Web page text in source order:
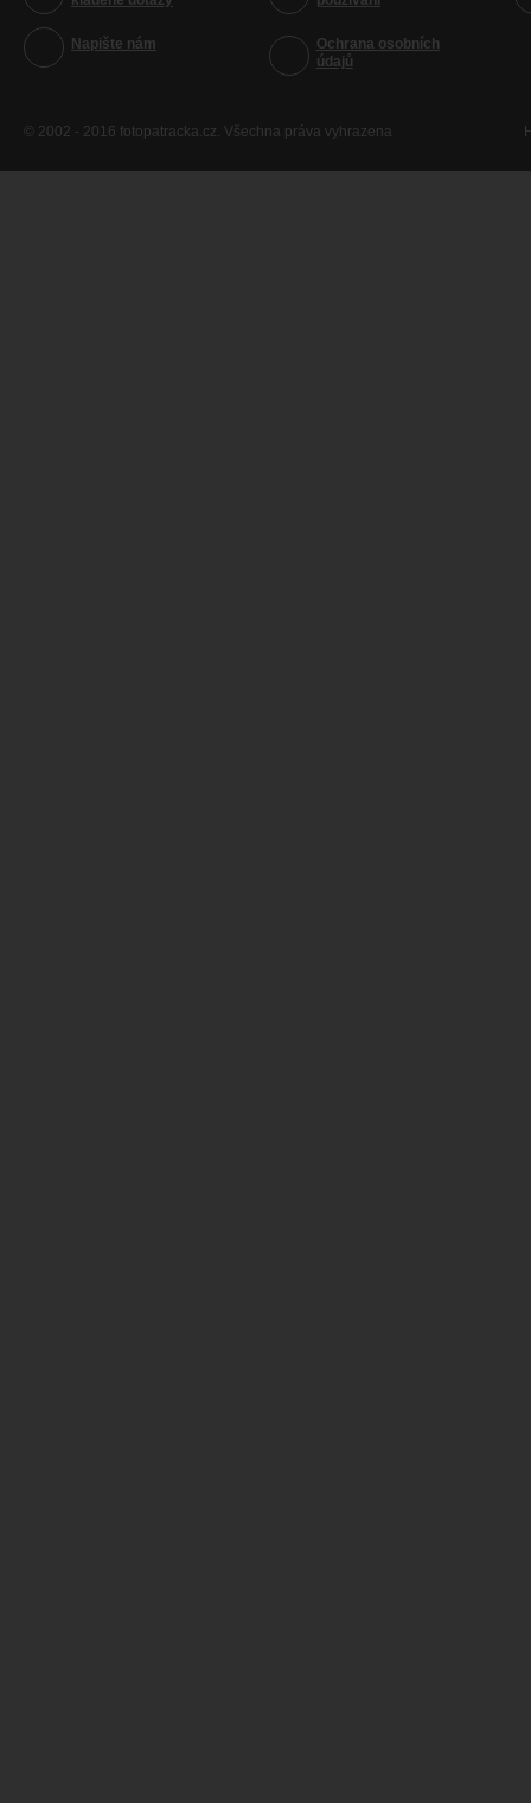
Napište nám
Ochrana osobních
údajů
© 2002 - 2016 fotopatracka.cz. Všechna práva vyhrazena